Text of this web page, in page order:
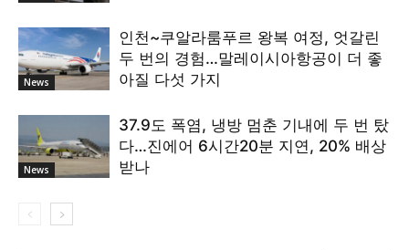
News
인천~쿠알라룸푸르 왕복 여정, 엇갈린
두 번의 경험…말레이시아항공이 더 좋
아질 다섯 가지
News
37.9도 폭염, 냉방 멈춘 기내에 두 번 탔
다…진에어 6시간20분 지연, 20% 배상
받나